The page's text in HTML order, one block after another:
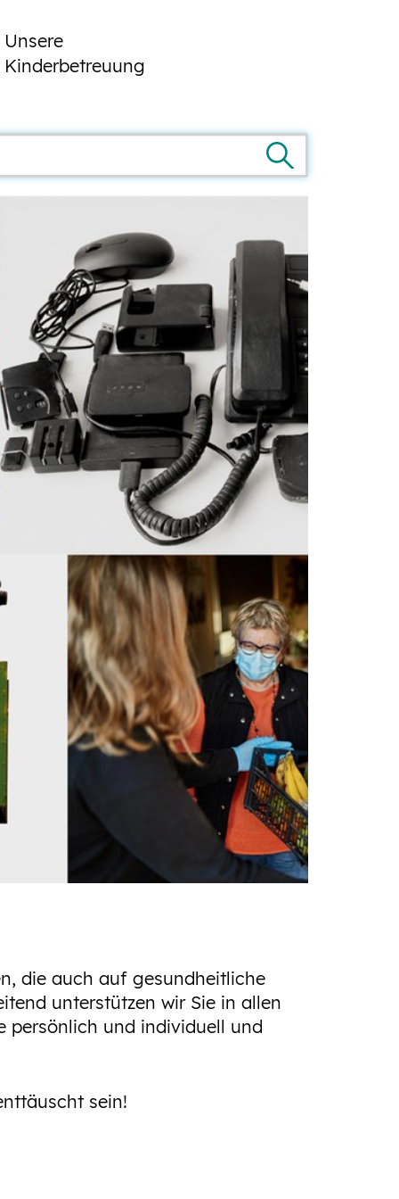
Unsere
Kinderbetreuung
die auch auf gesundheitliche
unterstützen wir Sie in allen
persönlich und individuell und
sein!